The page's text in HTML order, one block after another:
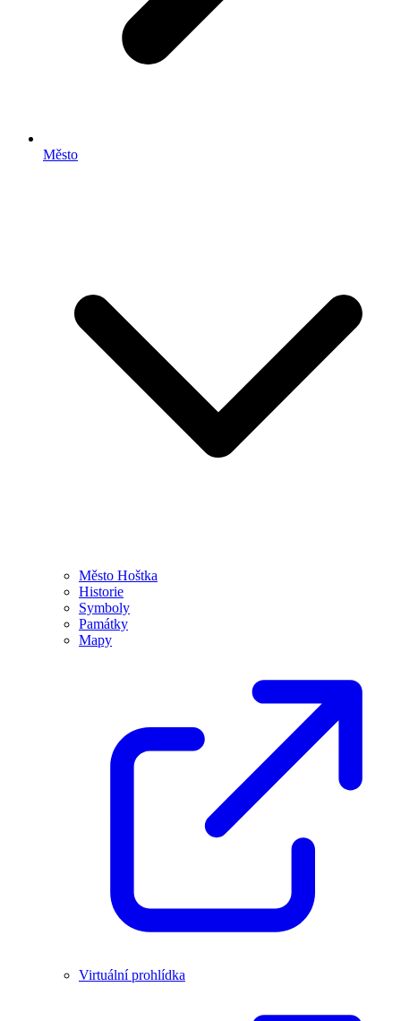
Město
Město Hoštka
Historie
Symboly
Památky
Mapy
Virtuální prohlídka